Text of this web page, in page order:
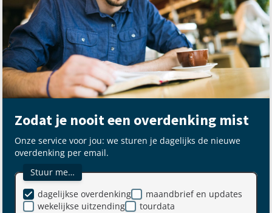
Zodat je nooit een overdenking mist
Onze service voor jou: we sturen je dagelijks de nieuwe
overdenking per email.
Stuur me…
maandbrief en updates
dagelijkse overdenking
wekelijkse uitzending
tourdata